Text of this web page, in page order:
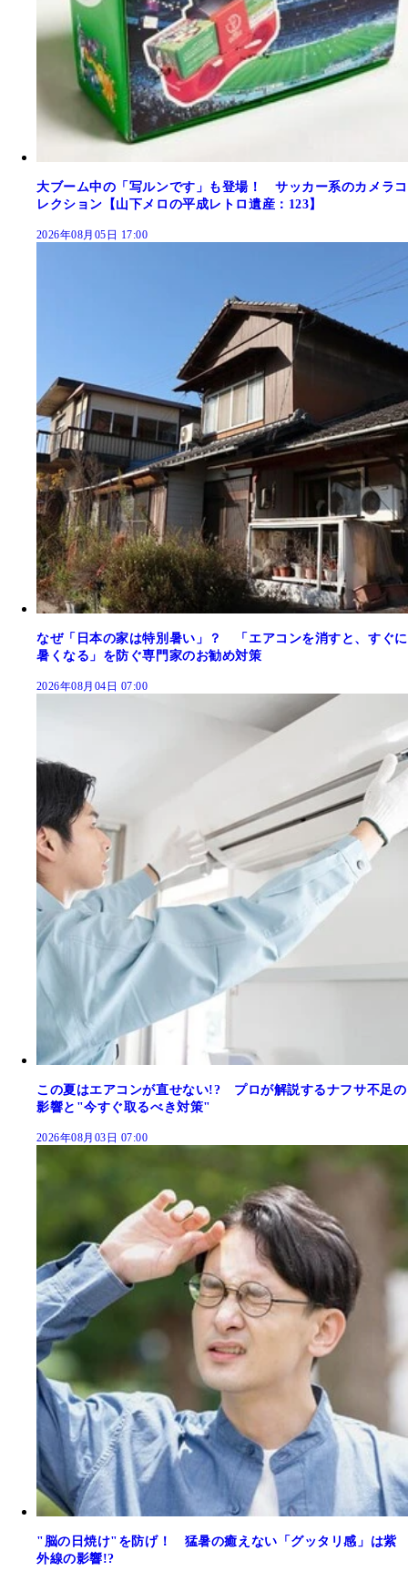
大ブーム中の「写ルンです」も登場！ サッカー系のカメラコ
レクション【山下メロの平成レトロ遺産：123】
2026年08月05日 17:00
なぜ「日本の家は特別暑い」？ 「エアコンを消すと、すぐに
暑くなる」を防ぐ専門家のお勧め対策
2026年08月04日 07:00
この夏はエアコンが直せない!? プロが解説するナフサ不足の
影響と"今すぐ取るべき対策"
2026年08月03日 07:00
"脳の日焼け"を防げ！ 猛暑の癒えない「グッタリ感」は紫
外線の影響!?